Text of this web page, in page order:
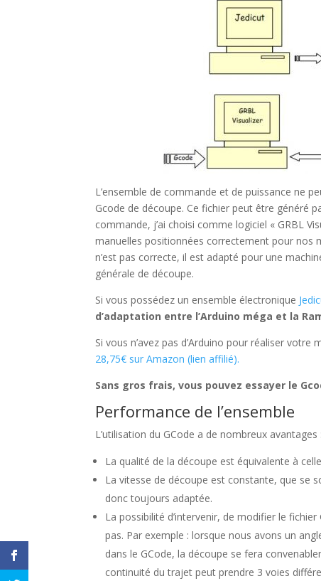
L’ensemble de commande et de puissance ne
Gcode de découpe. Ce fichier peut être généré
commande, j’ai choisi comme logiciel « GRBL
manuelles positionnées correctement pour nos
n’est pas correcte, il est adapté pour une
générale de découpe.
Si vous possédez un ensemble électronique
d’adaptation entre l’Arduino méga et la
Si vous n’avez pas d’Arduino pour réaliser votre
28,75€ sur Amazon (lien affilié).
Sans gros frais, vous pouvez essayer le
Performance de l’ensemble
L’utilisation du GCode a de nombreux avantages :
La qualité de la découpe est équivalente à
La vitesse de découpe est constante, que se
donc toujours adaptée.
La possibilité d’intervenir, de modifier le
pas. Par exemple : lorsque nous avons un
dans le GCode, la découpe se fera
continuité du trajet peut prendre 3 voies